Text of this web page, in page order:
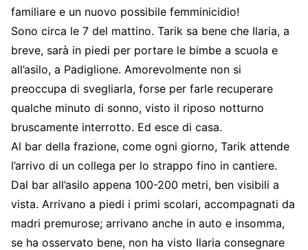
familiare e un nuovo possibile femminicidio!
Sono circa le 7 del mattino. Tarik sa bene che Ilaria, a
breve, sarà in piedi per portare le bimbe a scuola e
all’asilo, a Padiglione. Amorevolmente non si
preoccupa di svegliarla, forse per farle recuperare
qualche minuto di sonno, visto il riposo notturno
bruscamente interrotto. Ed esce di casa.
Al bar della frazione, come ogni giorno, Tarik attende
l’arrivo di un collega per lo strappo fino in cantiere.
Dal bar all’asilo appena 100-200 metri, ben visibili a
vista. Arrivano a piedi i primi scolari, accompagnati da
madri premurose; arrivano anche in auto e insomma,
se ha osservato bene, non ha visto Ilaria consegnare